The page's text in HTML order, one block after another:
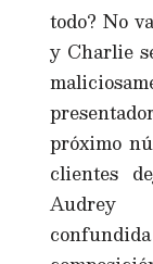
todo? No
y Charlie
próximo
clientes
Audrey